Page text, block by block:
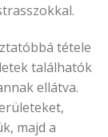
tétele
találhatók
ellátva.
majd a